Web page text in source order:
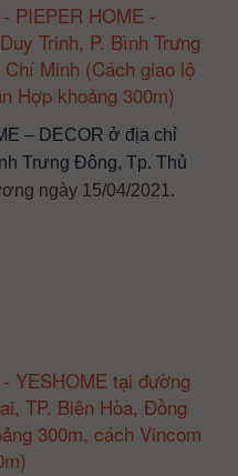
PIEPER HOME -
Trinh, P. Bình Trưng
Minh (Cách giao lộ
Hợp khoảng 300m)
– DECOR ở địa chỉ
Trưng Đông, Tp. Thủ
ngày 15/04/2021.
YESHOME tại đường
TP. Biên Hòa, Đồng
300m, cách Vincom